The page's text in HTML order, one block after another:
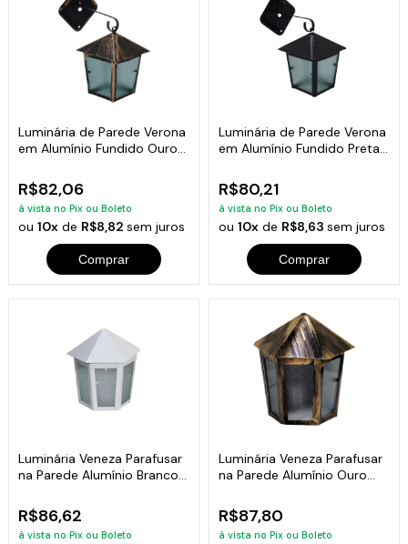
Luminária de Parede Verona
em Alumínio Fundido Ouro
R$82,06
à vista no Pix ou Boleto
ou10x de R$8,82sem juros
Comprar
Luminária de Parede Verona
em Alumínio Fundido Preta
R$80,21
à vista no Pix ou Boleto
ou 10xde R$8,63 sem juros
Comprar
Luminária Veneza Parafusar
na Parede Alumínio Branco
R$86,62
à vista no Pix ou Boleto
Luminária Veneza Parafusar
na Parede Alumínio Ouro
R$87,80
à vista no Pix ou Boleto